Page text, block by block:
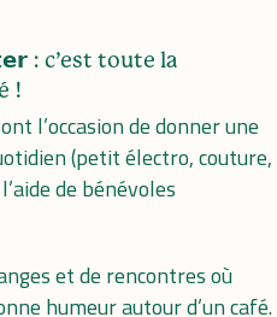
: c’est toute la
!
l’occasion de donner une
(petit électro, couture,
de bénévoles
et de rencontres où
humeur autour d’un café.